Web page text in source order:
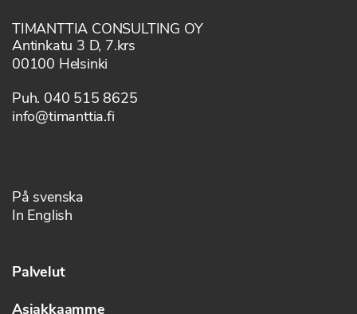
TIMANTTIA CONSULTING OY
Antinkatu 3 D, 7.krs
00100 Helsinki
Puh. 040 515 8625
info@timanttia.fi
På svenska
In English
Palvelut
Asiakkaamme